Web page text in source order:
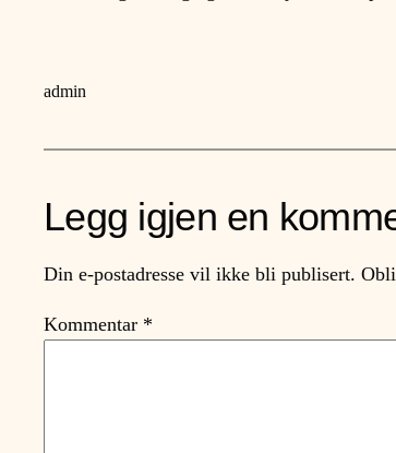
admin
Legg igjen en
Din e-postadresse vil ikke bli publisert.
Kommentar *